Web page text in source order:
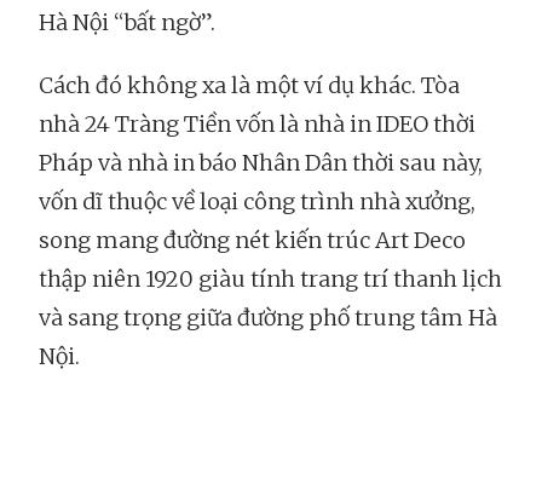
Hà Nội “bất ngờ”.
Cách đó không xa là một ví dụ khác. Tòa
nhà 24 Tràng Tiền vốn là nhà in IDEO thời
Pháp và nhà in báo Nhân Dân thời sau này,
vốn dĩ thuộc về loại công trình nhà xưởng,
song mang đường nét kiến trúc Art Deco
thập niên 1920 giàu tính trang trí thanh lịch
và sang trọng giữa đường phố trung tâm Hà
Nội.